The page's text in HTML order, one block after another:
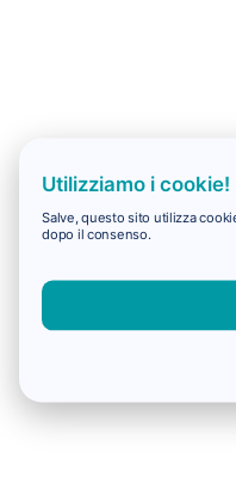
Utilizziamo i cookie!
Salve, questo sito utilizza
dopo il consenso.